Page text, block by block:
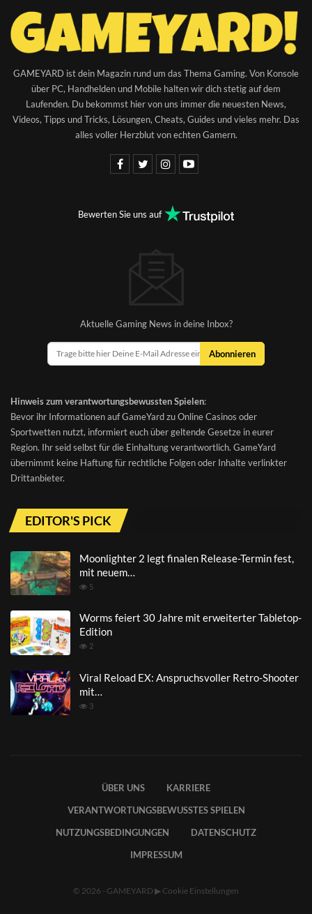
GAMEYARD ist dein Magazin rund um das Thema Gaming. Von Konsole
über PC, Handhelden und Mobile halten wir dich stetig auf dem
Laufenden. Du bekommst hier von uns immer die neuesten News,
Videos, Tipps und Tricks, Lösungen, Cheats, Guides und vieles mehr. Das
alles voller Herzblut von echten Gamern.
Bewerten Sie uns auf
Aktuelle Gaming News in deine Inbox?
Abonnieren
Hinweis zum verantwortungsbewussten Spielen:
Bevor ihr Informationen auf GameYard zu Online Casinos oder
Sportwetten nutzt, informiert euch über geltende Gesetze in eurer
Region. Ihr seid selbst für die Einhaltung verantwortlich. GameYard
übernimmt keine Haftung für rechtliche Folgen oder Inhalte verlinkter
Drittanbieter.
EDITOR'S PICK
Moonlighter 2 legt finalen Release-Termin fest,
mit neuem…
5
Worms feiert 30 Jahre mit erweiterter Tabletop-
Edition
2
Viral Reload EX: Anspruchsvoller Retro-Shooter
mit…
3
ÜBER UNS
KARRIERE
VERANTWORTUNGSBEWUSSTES SPIELEN
NUTZUNGSBEDINGUNGEN
DATENSCHUTZ
IMPRESSUM
© 2026 - GAMEYARD ▶ Cookie Einstellungen